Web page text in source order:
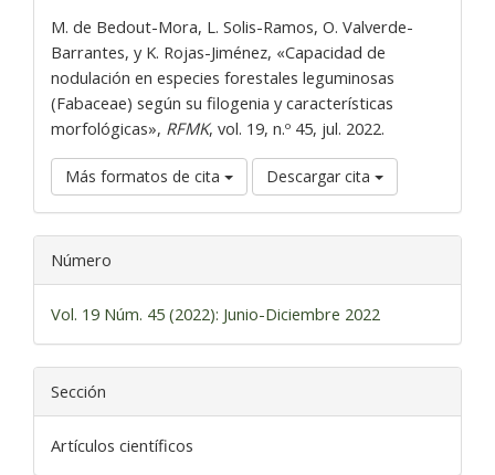
M. de Bedout-Mora, L. Solis-Ramos, O. Valverde-
Barrantes, y K. Rojas-Jiménez, «Capacidad de
nodulación en especies forestales leguminosas
(Fabaceae) según su filogenia y características
morfológicas», RFMK, vol. 19, n.º 45, jul. 2022.
Más formatos de cita Descargar cita
Número
Vol. 19 Núm. 45 (2022): Junio-Diciembre 2022
Sección
Artículos científicos